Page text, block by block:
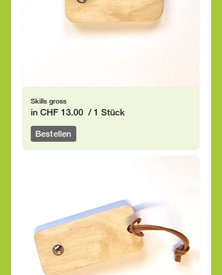
Skills gross
in CHF 13.00 / 1 Stück
Bestellen